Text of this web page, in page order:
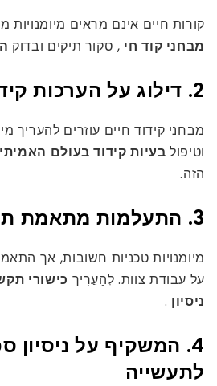
קורות חיים אינם מראים מיומנויות
מבחני קוד חי , סקור תיקים ובדוק
2. דילוג על הערכות קידוד חי
מבחני קידוד חיים עוזרים להעריך
וטיפולבעיות קידוד בעולם האמיתי
הזה.
3. התעלמות מתאמת תרבות
מיומנויות טכניות חשובות, אך
על עבודת צוות. לְהַעֲרִיך כישורי
ניסיון .
4. המשקיף על ניסיון
לתעשייה